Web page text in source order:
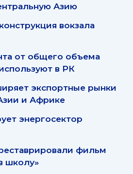
Азию
вокзала
от общего объема
в РК
экспортные рынки
и Африке
энергосектор
фильм
школу»